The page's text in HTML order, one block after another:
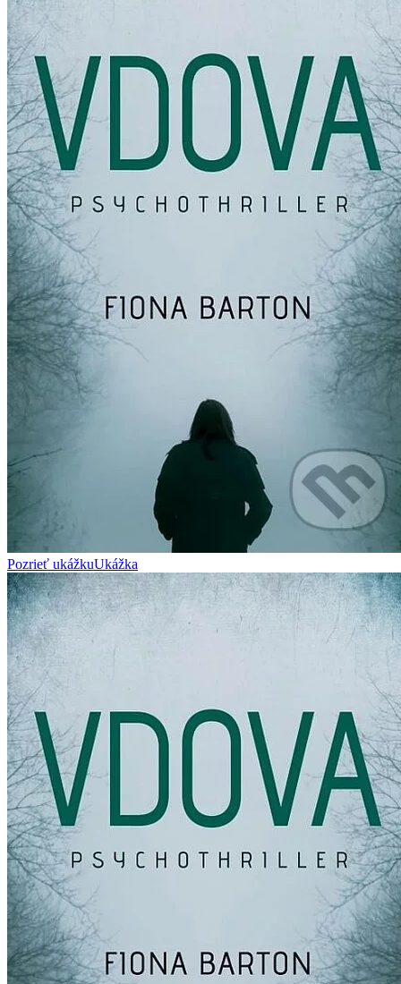
Pozrieť ukážkuUkážka